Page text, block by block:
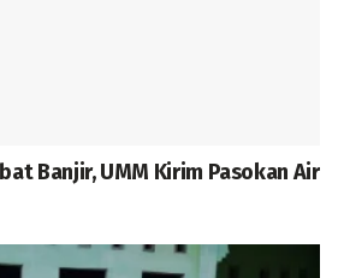
Banjir, UMM Kirim Pasokan Air